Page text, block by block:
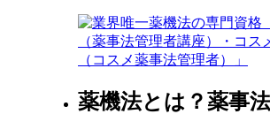
薬機法とは？薬事